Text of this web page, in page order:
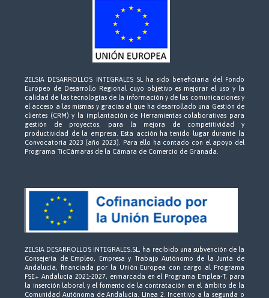
ZELSIA DESARROLLOS INTEGRALES SL ha sido beneficiaria del Fondo
Europeo de Desarrollo Regional cuyo objetivo es mejorar el uso y la
calidad de las tecnologías de la información y de las comunicaciones y
el acceso a las mismas y gracias al que ha desarrollado una Gestión de
clientes (CRM) y la implantación de Herramientas colaborativas para
gestión de proyectos, para la mejora de competitividad y
productividad de la empresa. Esta acción ha tenido lugar durante la
Convocatoria 2023 (año 2023). Para ello ha contado con el apoyo del
Programa TicCámaras de la Cámara de Comercio de Granada.
ZELSIA DESARROLLOS INTEGRALES,SL, ha recibido una subvención de la
Consejería de Empleo, Empresa y Trabajo Autónomo de la Junta de
Andalucía, financiada por la Unión Europea con cargo al Programa
FSE+ Andalucía 2021-2027, enmarcada en el Programa Emplea-T, para
la inserción laboral y el fomento de la contratación en el ámbito de la
Comunidad Autónoma de Andalucía. Línea 2. Incentivo a la segunda o